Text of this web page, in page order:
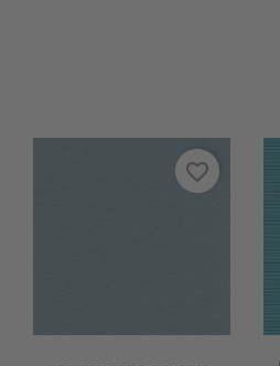
favorite_border